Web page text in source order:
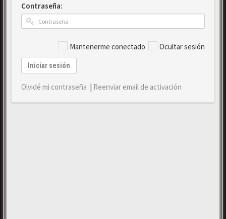
Contraseña:
Mantenerme conectado Ocultar sesión
Iniciar sesión
Olvidé mi contraseña | Reenviar email de activación